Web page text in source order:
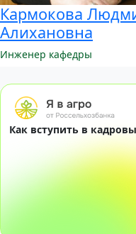
Кармокова
Алихановна
Инженер кафедры
Как вступить в